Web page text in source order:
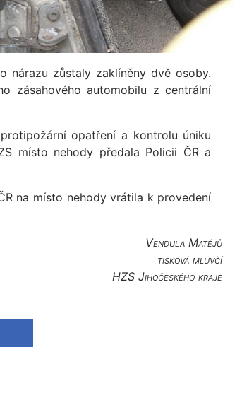
zůstaly zaklíněny dvě osoby.
zásahového automobilu z centrální
opatření a kontrolu úniku
místo nehody předala Policii ČR a
na místo nehody vrátila k provedení
Vendula Matějů
tisková mluvčí
HZS Jihočeského kraje